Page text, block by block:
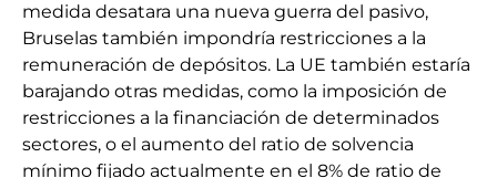
medida desatara una nueva guerra del pasivo,
Bruselas también impondría restricciones a la
remuneración de depósitos. La UE también estaría
barajando otras medidas, como la imposición de
restricciones a la financiación de determinados
sectores, o el aumento del ratio de solvencia
mínimo fijado actualmente en el 8% de ratio de